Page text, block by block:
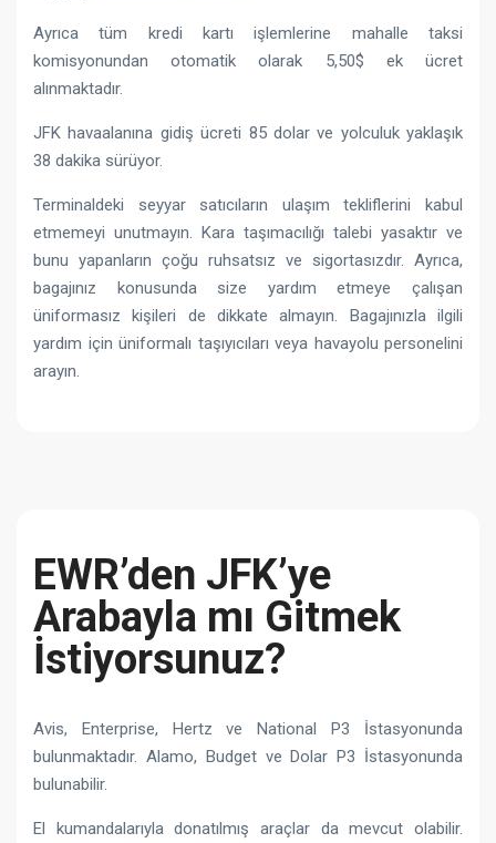
Ayrıca tüm kredi kartı işlemlerine mahalle taksi
komisyonundan otomatik olarak 5,50$ ek ücret
alınmaktadır.
JFK havaalanına gidiş ücreti 85 dolar ve yolculuk yaklaşık
38 dakika sürüyor.
Terminaldeki seyyar satıcıların ulaşım tekliflerini kabul
etmemeyi unutmayın. Kara taşımacılığı talebi yasaktır ve
bunu yapanların çoğu ruhsatsız ve sigortasızdır. Ayrıca,
bagajınız konusunda size yardım etmeye çalışan
üniformasız kişileri de dikkate almayın. Bagajınızla ilgili
yardım için üniformalı taşıyıcıları veya havayolu personelini
arayın.
EWR’den JFK’ye
Arabayla mı Gitmek
İstiyorsunuz?
Avis, Enterprise, Hertz ve National P3 İstasyonunda
bulunmaktadır. Alamo, Budget ve Dolar P3 İstasyonunda
bulunabilir.
El kumandalarıyla donatılmış araçlar da mevcut olabilir.